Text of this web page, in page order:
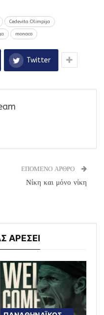
Cedevita Olimpija
monaco
Twitter
ΕΠΟΜΕΝΟ ΑΡΘΡΟ
Νίκη και μόνο νίκη
ΑΡΕΣΕΙ